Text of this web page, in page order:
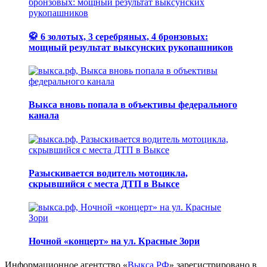
🥋 6 золотых, 3 серебряных, 4 бронзовых:
мощный результат выксунских рукопашников
Выкса вновь попала в объективы федерального
канала
Разыскивается водитель мотоцикла,
скрывшийся с места ДТП в Выксе
Ночной «концерт» на ул. Красные Зори
Информационное агентство «Выкса.РФ» зарегистрировано в